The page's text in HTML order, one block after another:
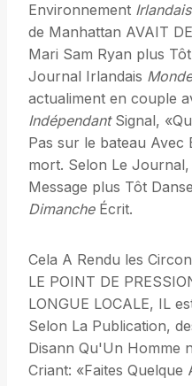
Environnement
de Manhattan AVAIT
Mari Sam Ryan plus
Journal Irlandais
actualiment en couple
IndépendantSignal,
Pas sur le bateau Avec
mort. Selon Le
Message plus Tôt
DimancheÉcrit.
Cela A Rendu les
LE POINT DE
LONGUE LOCALE, IL
Selon La Publication,
Disann Qu'Un Homme
Criant: «Faites Quelque